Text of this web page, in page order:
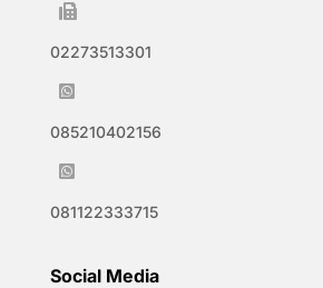

02273513301

085210402156

081122333715
Social Media